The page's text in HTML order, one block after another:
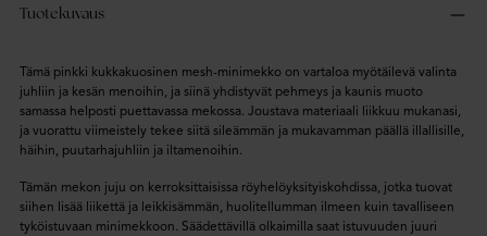
Tuotekuvaus
Tämä pinkki kukkakuosinen mesh-minimekko on vartaloa myötäilevä valinta
juhliin ja kesän menoihin, ja siinä yhdistyvät pehmeys ja kaunis muoto
samassa helposti puettavassa mekossa. Joustava materiaali liikkuu mukanasi,
ja vuorattu viimeistely tekee siitä sileämmän ja mukavamman päällä illallisille,
häihin, puutarhajuhliin ja iltamenoihin.
Tämän mekon juju on kerroksittaisissa röyhelöyksityiskohdissa, jotka tuovat
siihen lisää liikettä ja leikkisämmän, huolitellumman ilmeen kuin tavalliseen
tyköistuvaan minimekkoon. Säädettävillä olkaimilla saat istuvuuden juuri